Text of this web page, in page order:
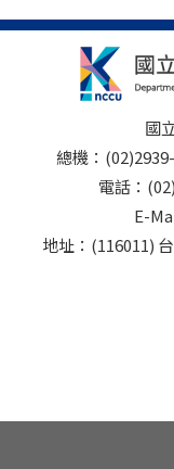
國
總機：
電話：
E-
地址：(116011)